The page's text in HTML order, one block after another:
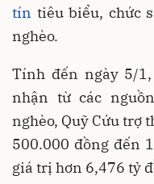
tín tiêu biểu, chức
nghèo.
Tính đến ngày 5/
nhận từ các
nghèo, Quỹ Cứu trợ
500.000 đồng đến
giá trị hơn 6,476 tỷ